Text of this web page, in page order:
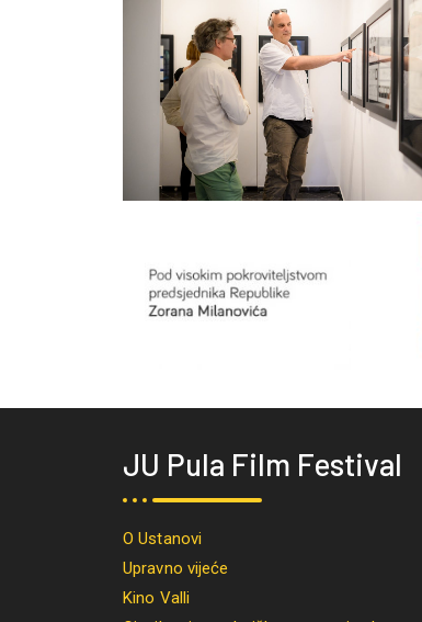
JU Pula Film Festival
O Ustanovi
Upravno vijeće
Kino Valli